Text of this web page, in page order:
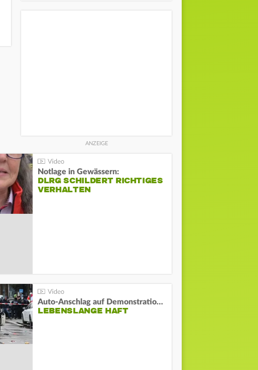
Notlage in Gewässern:
DLRG SCHILDERT RICHTIGES
VERHALTEN
Auto-Anschlag auf Demonstration in München:
LEBENSLANGE HAFT